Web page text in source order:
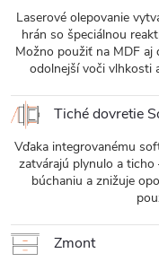
Laserové olepovanie
hrán so špeciálnou
Možno použiť na MDF aj
odolnejší voči vlhkosti
Tiché dovretie
Vďaka integrovanému
zatvárajú plynulo a ticho
búchaniu a znižuje
Zmont